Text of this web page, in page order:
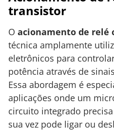
transistor
O acionamento de relé
técnica amplamente
eletrônicos para
potência através de
Essa abordagem é
aplicações onde um
circuito integrado
sua vez pode ligar ou